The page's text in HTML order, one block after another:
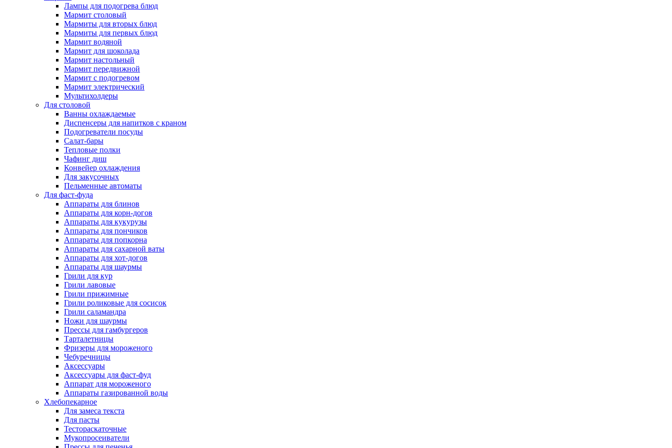
Лампы для подогрева блюд
Мармит столовый
Мармиты для вторых блюд
Мармиты для первых блюд
Мармит водяной
Мармит для шоколада
Мармит настольный
Мармит передвижной
Мармит с подогревом
Мармит электрический
Мультихолдеры
Для столовой
Ванны охлаждаемые
Диспенсеры для напитков с краном
Подогреватели посуды
Салат-бары
Тепловые полки
Чафинг диш
Конвейер охлаждения
Для закусочных
Пельменные автоматы
Для фаст-фуда
Аппараты для блинов
Аппараты для корн-догов
Аппараты для кукурузы
Аппараты для пончиков
Аппараты для попкорна
Аппараты для сахарной ваты
Аппараты для хот-догов
Аппараты для шаурмы
Грили для кур
Грили лавовые
Грили прижимные
Грили роликовые для сосисок
Грили саламандра
Ножи для шаурмы
Прессы для гамбургеров
Тарталетницы
Фризеры для мороженого
Чебуречницы
Аксессуары
Аксессуары для фаст-фуд
Аппарат для мороженого
Аппараты газированной воды
Хлебопекарное
Для замеса текста
Для пасты
Тестораскаточные
Мукопросеиватели